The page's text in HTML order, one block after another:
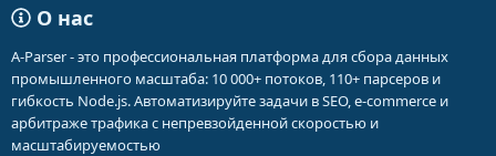
О нас
A-Parser - это профессиональная платформа для сбора данных
промышленного масштаба: 10 000+ потоков, 110+ парсеров и
гибкость Node.js. Автоматизируйте задачи в SEO, e-commerce и
арбитраже трафика с непревзойденной скоростью и
масштабируемостью